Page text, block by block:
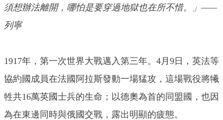
須想辦法離開，哪怕是要穿過地獄也在所不惜。」——
列寧
1917年，第一次世界大戰邁入第三年。4月9日，英法等
協約國成員在法國阿拉斯發動一場猛攻，這場戰役將犧
牲共16萬英國士兵的生命；以德奧為首的同盟國，也因
為在東邊同時與俄國交戰，露出明顯的疲態。